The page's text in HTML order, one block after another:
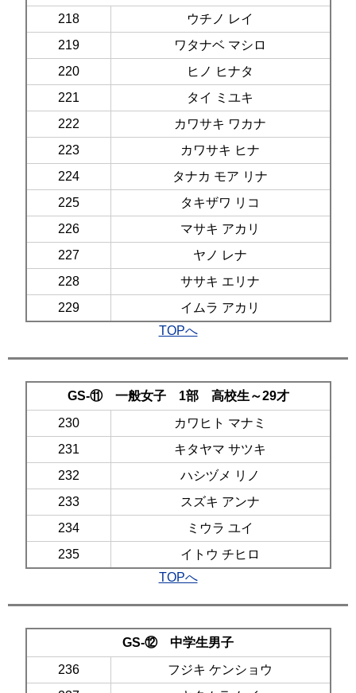
218
ウチノ レイ
219
ワタナベ マシロ
220
ヒノ ヒナタ
221
タイ ミユキ
222
カワサキ ワカナ
223
カワサキ ヒナ
224
タナカ モア リナ
225
タキザワ リコ
226
マサキ アカリ
227
ヤノ レナ
228
ササキ エリナ
229
イムラ アカリ
TOPへ
GS-⑪ 一般女子 1部 高校生～29才
230
カワヒト マナミ
231
キタヤマ サツキ
232
ハシヅメ リノ
233
スズキ アンナ
234
ミウラ ユイ
235
イトウ チヒロ
TOPへ
GS-⑫ 中学生男子
236
フジキ ケンショウ